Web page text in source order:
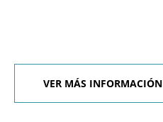
VER MÁS INFORMACIÓN